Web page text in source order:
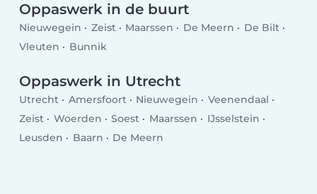
Oppaswerk in de buurt
Nieuwegein Zeist Maarssen De Meern
De Bilt
Vleuten
Bunnik
Oppaswerk in Utrecht
Utrecht Amersfoort Nieuwegein
Veenendaal
Zeist
Woerden Soest Maarssen
IJsselstein
Leusden
Baarn De Meern